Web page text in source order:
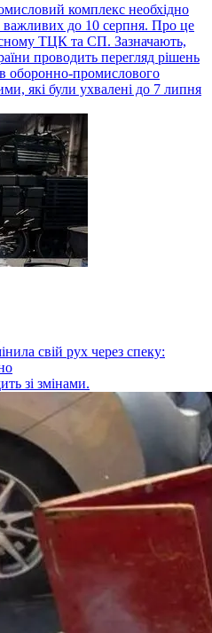
комплекс необхідно
важливих до 10 серпня. Про це
ТЦК та СП. Зазначають,
проводить перегляд рішень
оборонно-промислового
які були ухвалені до 7 липня
свій рух через спеку:
зі змінами.